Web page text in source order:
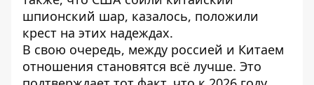
шпионский шар, казалось, положили
крест на этих надеждах.
В свою очередь, между россией и Китаем
отношения становятся всё лучше. Это